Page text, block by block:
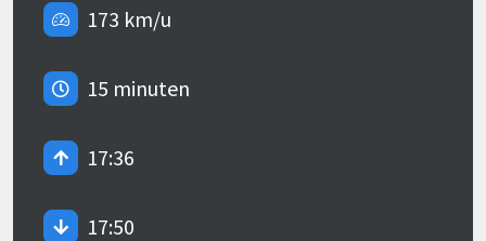
173 km/u
15 minuten
17:36
17:50